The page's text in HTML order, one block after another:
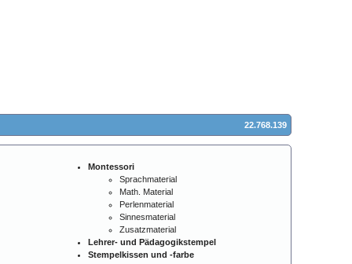
22.768.139
Montessori
Sprachmaterial
Math. Material
Perlenmaterial
Sinnesmaterial
Zusatzmaterial
Lehrer- und Pädagogikstempel
Stempelkissen und -farbe